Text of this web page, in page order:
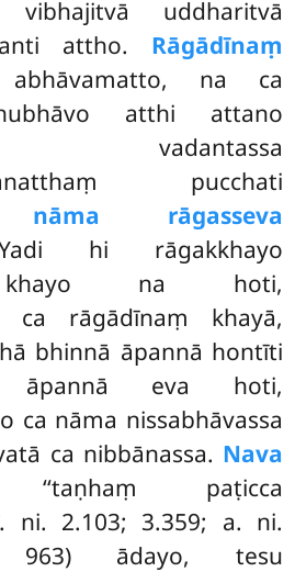
uddharitvā
attho. Rāgādīnaṃ
na ca
atthi attano
vadantassa
pucchati
nāma rāgasseva
hi rāgakkhayo
khayo na hoti,
ca rāgādīnaṃ khayā,
bhinnā āpannā hontīti
āpannā eva hoti,
ca nāma nissabhāvassa
ca nibbānassa. Nava
paṭicca
ni. 2.103; 3.359; a. ni.
963) ādayo, tesu